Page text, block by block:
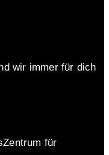
wir immer für dich
für